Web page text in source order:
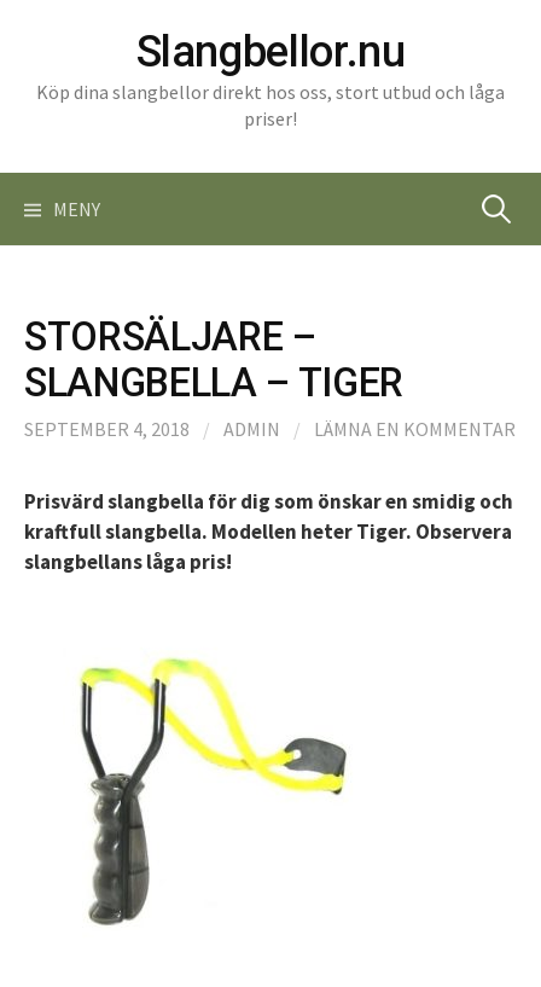
Slangbellor.nu
Köp dina slangbellor direkt hos oss, stort utbud och låga
priser!
MENY Sök
STORSÄLJARE –
SLANGBELLA – TIGER
SEPTEMBER 4, 2018 / ADMIN / LÄMNA EN KOMMENTAR
Prisvärd slangbella för dig som önskar en smidig och
kraftfull slangbella. Modellen heter Tiger. Observera
slangbellans låga pris!